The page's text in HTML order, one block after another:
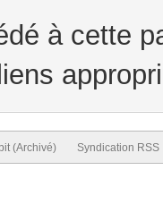
à cette
(Archivé) Syndication RSS